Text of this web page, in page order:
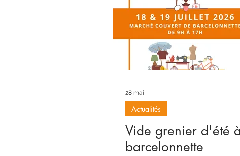
28 mai
Actualités
Vide grenier d'été
barcelonnette